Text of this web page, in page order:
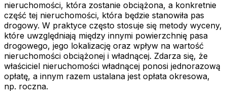
nieruchomości, która zostanie obciążona, a konkretnie
część tej nieruchomości, która będzie stanowiła pas
drogowy. W praktyce często stosuje się metody wyceny,
które uwzględniają między innymi powierzchnię pasa
drogowego, jego lokalizację oraz wpływ na wartość
nieruchomości obciążonej i władnącej. Zdarza się, że
właściciel nieruchomości władnącej ponosi jednorazową
opłatę, a innym razem ustalana jest opłata okresowa,
np. roczna.